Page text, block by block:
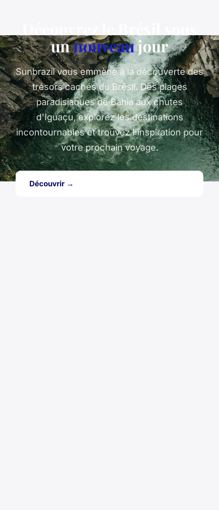
unnouveaujour
Sunbrazil vous emmène à la découverte des
trésors cachés du Brésil. Des plages
paradisiaques de Bahia aux chutes
d'Iguaçu, explorez les destinations
incontournables et trouvez l'inspiration pour
votre prochain voyage.
Découvrir →